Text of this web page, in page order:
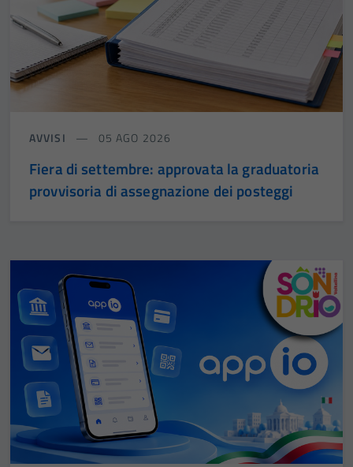
AVVISI 05 AGO 2026
Fiera di settembre: approvata la graduatoria
provvisoria di assegnazione dei posteggi